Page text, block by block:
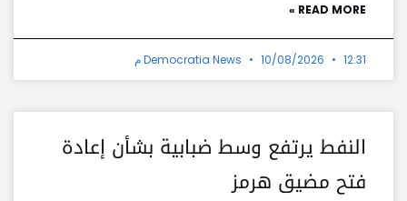
READ MORE »
Democratia News 10/08/2026 12:31 م
النفط يرتفع وسط ضبابية بشأن إعادة
فتح مضيق هرمز